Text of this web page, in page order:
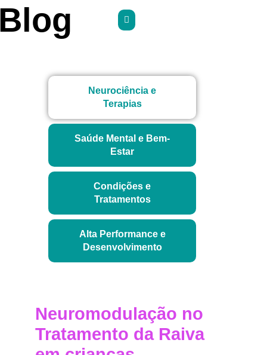
Neurociência e
Terapias
Saúde Mental e Bem-
Estar
Condições e
Tratamentos
Alta Performance e
Desenvolvimento
Neuromodulação no
Tratamento da Raiva